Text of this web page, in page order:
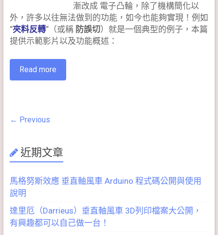
漸改成 電子凸輪，除了機構簡化以
外，許多以往無法做到的功能，如今也能夠實現！例如
“夾料反轉“（或稱 防誤切）就是一個典型的例子，本篇
提供示範影片以及功能概述：
Read more
← Previous
近期文章
馬格努斯效應 垂直軸風車 Arduino 程式碼公開與使用
說明
達里厄（Darrieus）垂直軸風車 3D列印檔案大公開，
有興趣都可以自己做一台！